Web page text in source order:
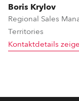
Boris Krylov
Regional Sales
Territories
Kontaktdetails